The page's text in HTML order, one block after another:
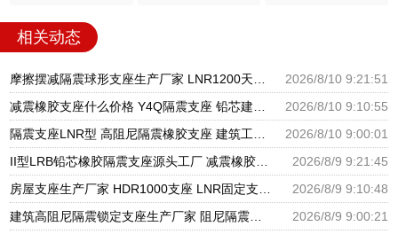
相关动态
摩擦摆减隔震球形支座生产厂家 LNR1200天然橡胶支座厂家电话 隔震橡胶支座商家
2026/8/10 9:21:51
减震橡胶支座什么价格 Y4Q隔震支座 铅芯建筑橡胶隔震支座
2026/8/10 9:10:55
隔震支座LNR型 高阻尼隔震橡胶支座 建筑工程用隔震支座源头工厂
2026/8/10 9:00:01
II型LRB铅芯橡胶隔震支座源头工厂 减震橡胶支座价格 隔震支座产地源头工厂
2026/8/9 9:21:45
房屋支座生产厂家 HDR1000支座 LNR固定支座生产厂家
2026/8/9 9:10:48
建筑高阻尼隔震锁定支座生产厂家 阻尼隔震支座厂家 分散力型隔震支座厂家
2026/8/9 9:00:21